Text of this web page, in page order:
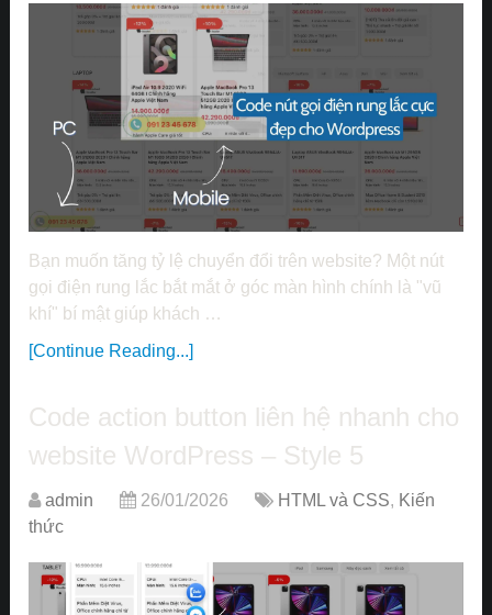
Bạn muốn tăng tỷ lệ chuyển đổi trên website? Một nút
gọi điện rung lắc bắt mắt ở góc màn hình chính là "vũ
khí" bí mật giúp khách …
[Continue Reading...]
Code action button liên hệ nhanh cho
website WordPress – Style 5
admin 26/01/2026 HTML và CSS, Kiến
thức